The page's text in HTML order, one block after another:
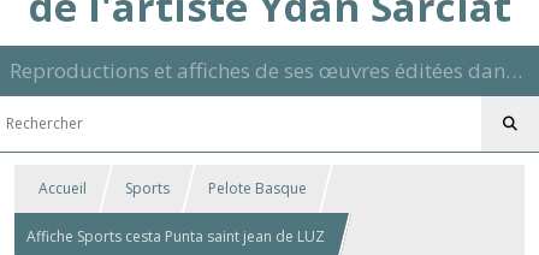
Reproductions et affiches de ses œuvres éditées dans son atelier sur papier ou toile dans différents formats et signées manuscrite
Accueil Sports Pelote Basque
Affiche Sports cesta Punta saint jean de LUZ